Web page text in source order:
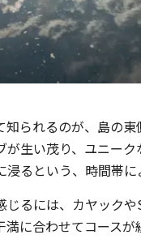
られるのが、島の
生い茂り、ユニー
るという、時間帯に
るには、カヤック
に合わせてコース